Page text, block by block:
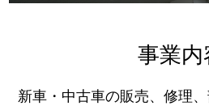
事業内
新車・中古車の販売、修理